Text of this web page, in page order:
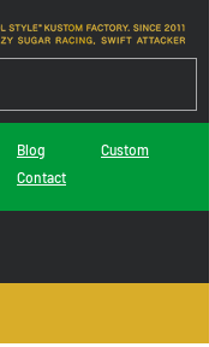
Blog
Contact
Custom